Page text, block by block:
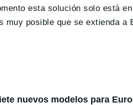
esta solución solo está
posible que se extienda a
nuevos modelos para